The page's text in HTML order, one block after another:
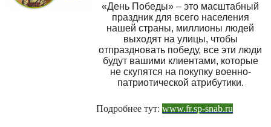
«День Победы» – это масштабный
праздник для всего населения
нашей страны, миллионы людей
выходят на улицы, чтобы
отпраздновать победу, все эти люди
будут вашими клиентами, которые
не скупятся на покупку военно-
патриотической атрибутики.
Подробнее тут: www.fr.sp-snab.ru